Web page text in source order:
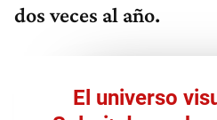
dos veces al año.
El universo